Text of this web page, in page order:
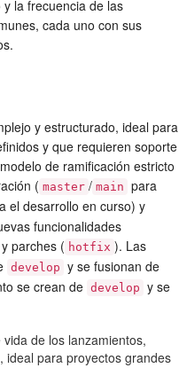
la frecuencia de las
cada uno con sus
y estructurado, ideal para
y que requieren soporte
de ramificación estricto
( master / main para
el desarrollo en curso) y
funcionalidades
parches ( hotfix ). Las
develop y se fusionan de
se crean de develop y se
de los lanzamientos,
ideal para proyectos grandes